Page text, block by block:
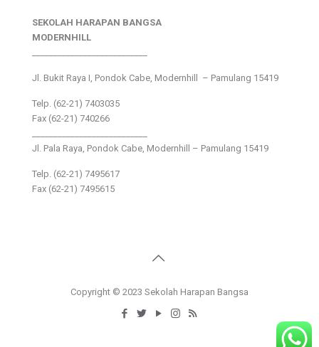
SEKOLAH HARAPAN BANGSA
MODERNHILL
Jl. Bukit Raya I, Pondok Cabe, Modernhill – Pamulang 15419
Telp. (62-21) 7403035
Fax (62-21) 740266
Jl. Pala Raya, Pondok Cabe, Modernhill – Pamulang 15419
Telp. (62-21) 7495617
Fax (62-21) 7495615
Copyright © 2023 Sekolah Harapan Bangsa